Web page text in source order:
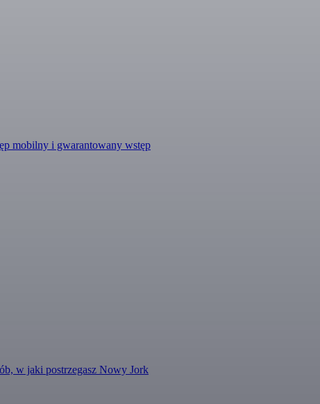
mobilny i gwarantowany wstęp
w jaki postrzegasz Nowy Jork